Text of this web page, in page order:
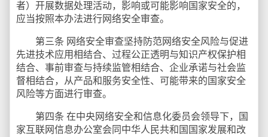
者）开展数据处理活动，影响或可能影响国家安全的，
应当按照本办法进行网络安全审查。
第三条 网络安全审查坚持防范网络安全风险与促进
先进技术应用相结合、过程公正透明与知识产权保护相
结合、事前审查与持续监管相结合、企业承诺与社会监
督相结合，从产品和服务安全性、可能带来的国家安全
风险等方面进行审查。
第四条 在中央网络安全和信息化委员会领导下，国
家互联网信息办公室会同中华人民共和国国家发展和改